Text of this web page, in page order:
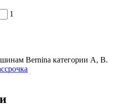
1
Bernina категории A, B.